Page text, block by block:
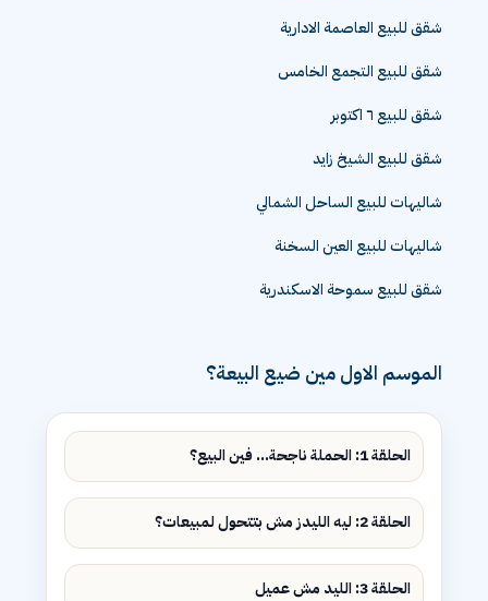
شقق للبيع العاصمة الادارية
شقق للبيع التجمع الخامس
شقق للبيع ٦ اكتوبر
شقق للبيع الشيخ زايد
شاليهات للبيع الساحل الشمالي
شاليهات للبيع العين السخنة
شقق للبيع سموحة الاسكندرية
الموسم الاول مين ضيع البيعة؟
الحلقة 1: الحملة ناجحة... فين البيع؟
الحلقة 2: ليه الليدز مش بتتحول لمبيعات؟
الحلقة 3: الليد مش عميل